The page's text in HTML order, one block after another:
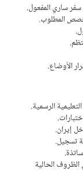
ساري المفعول.
المطلوب.
الأوضاع.
الرسمية.
إيران.
تسجيل.
الظروف الحالیة